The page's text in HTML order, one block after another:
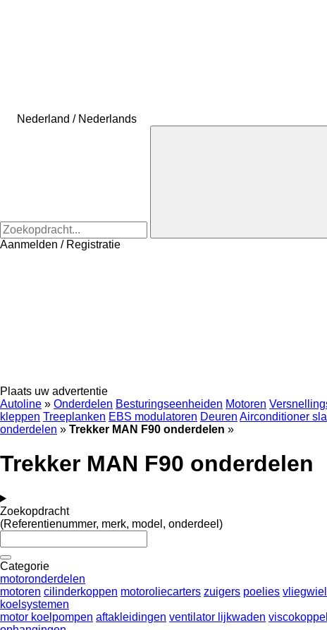
Nederland / Nederlands
Aanmelden / Registratie
Plaats uw advertentie
Autoline » Onderdelen Besturingseenheiden Motoren
kleppen Treeplanken EBS modulatoren Deuren Airconditioner
onderdelen » Trekker MAN F90 onderdelen »
Trekker MAN F90 onderdelen
Zoekopdracht
(Referentienummer, merk, model, onderdeel)
Categorie
motoronderdelen
motoren cilinderkoppen motoroliecarters zuigers poelies
koelsystemen
motor koelpompen aftakleidingen ventilator lijkwaden